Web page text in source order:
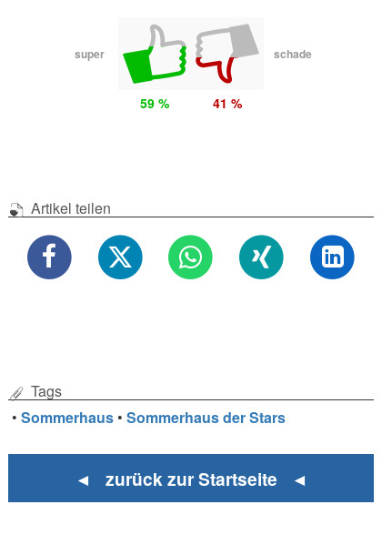
super schade
59 % 41 %
Artikel teilen
Tags
•Sommerhaus •Sommerhaus der Stars
◄ zurück zur Startseite ◄